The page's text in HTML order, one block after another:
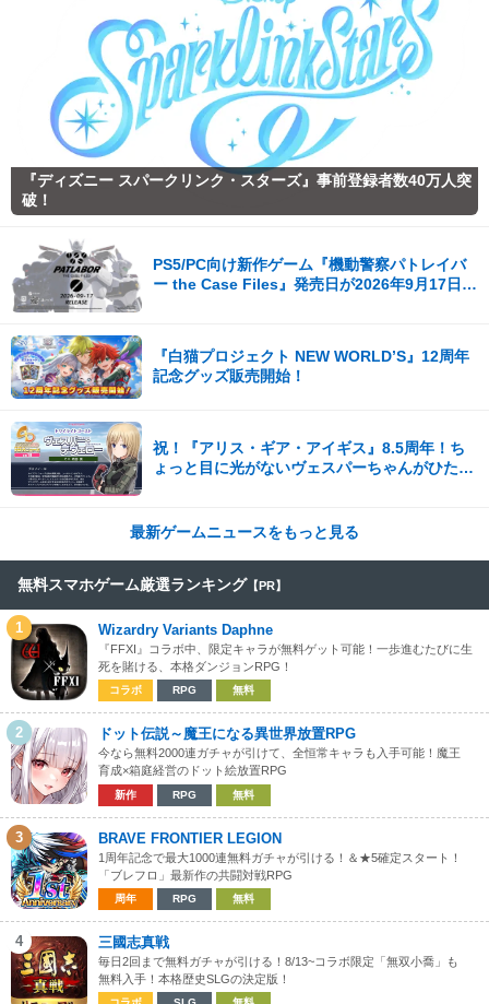
『ディズニー スパークリンク・スターズ』事前登録者数40万人突
破！
PS5/PC向け新作ゲーム『機動警察パトレイバ
ー the Case Files』発売日が2026年9月17日
『白猫プロジェクト NEW WORLD’S』12周年
記念グッズ販売開始！
祝！『アリス・ギア・アイギス』8.5周年！ち
ょっと目に光がないヴェスパーちゃんがひたす
最新ゲームニュースをもっと見る
無料スマホゲーム厳選ランキング 【PR】
1 Wizardry Variants Daphne
『FFXI』コラボ中、限定キャラが無料ゲット可能！一歩進むたびに生
死を賭ける、本格ダンジョンRPG！
コラボ RPG 無料
2 ドット伝説～魔王になる異世界放置RPG
今なら無料2000連ガチャが引けて、全恒常キャラも入手可能！魔王
育成×箱庭経営のドット絵放置RPG
新作 RPG 無料
3 BRAVE FRONTIER LEGION
1周年記念で最大1000連無料ガチャが引ける！＆★5確定スタート！
「ブレフロ」最新作の共闘対戦RPG
周年 RPG 無料
4 三國志真戦
毎日2回まで無料ガチャが引ける！8/13~コラボ限定「無双小喬」も
無料入手！本格歴史SLGの決定版！